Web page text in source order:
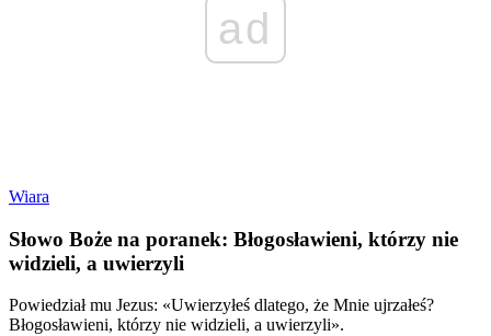
ad
Wiara
Słowo Boże na poranek: Błogosławieni, którzy nie
widzieli, a uwierzyli
Powiedział mu Jezus: «Uwierzyłeś dlatego, że Mnie ujrzałeś?
Błogosławieni, którzy nie widzieli, a uwierzyli».